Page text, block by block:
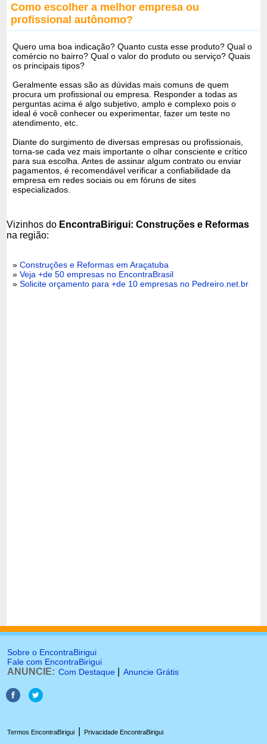
Como escolher a melhor empresa ou
profissional autônomo?
Quero uma boa indicação? Quanto custa esse produto? Qual o
comércio no bairro? Qual o valor do produto ou serviço? Quais
os principais tipos?
Geralmente essas são as dúvidas mais comuns de quem
procura um profissional ou empresa. Responder a todas as
perguntas acima é algo subjetivo, amplo e complexo pois o
ideal é você conhecer ou experimentar, fazer um teste no
atendimento, etc.
Diante do surgimento de diversas empresas ou profissionais,
torna-se cada vez mais importante o olhar consciente e crítico
para sua escolha. Antes de assinar algum contrato ou enviar
pagamentos, é recomendável verificar a confiabilidade da
empresa em redes sociais ou em fóruns de sites
especializados.
Vizinhos do EncontraBirigui: Construções e Reformas
na região:
»Construções e Reformas em Araçatuba
»Veja +de 50 empresas no EncontraBrasil
»Solicite orçamento para +de 10 empresas no Pedreiro.net.br
Sobre o EncontraBirigui
Fale com EncontraBirigui
ANUNCIE: Com Destaque Anuncie Grátis
Termos EncontraBirigui Privacidade EncontraBirigui